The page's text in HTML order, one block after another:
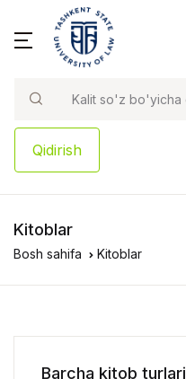
Qidirish
Kitoblar
Bosh sahifa Kitoblar
Barcha kitob turlari